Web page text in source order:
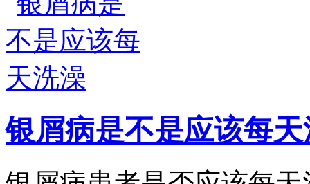
银屑病是不是应该每